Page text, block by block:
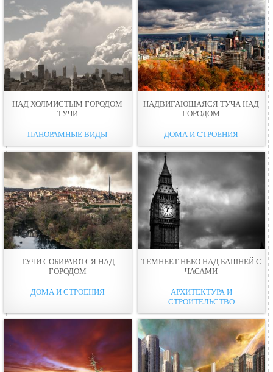
НАД ХОЛМИСТЫМ ГОРОДОМ
ТУЧИ
ПАНОРАМНЫЕ ВИДЫ
НАДВИГАЮЩАЯСЯ ТУЧА НАД
ГОРОДОМ
ДОМА И СТРОЕНИЯ
ТУЧИ СОБИРАЮТСЯ НАД
ГОРОДОМ
ДОМА И СТРОЕНИЯ
ТЕМНЕЕТ НЕБO НАД БАШНЕЙ С
ЧАСАМИ
АРХИТЕКТУРА И
СТРОИТЕЛЬСТВО